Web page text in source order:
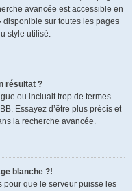
avancée est accessible en
sur toutes les pages
style utilisé.
résultat ?
ou incluait trop de termes
Essayez d’être plus précis et
la recherche avancée.
blanche ?!
pour que le serveur puisse les